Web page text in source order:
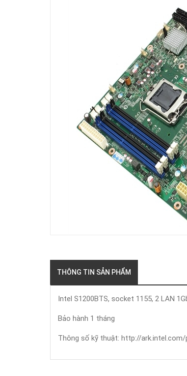
THÔNG TIN SẢN PHẨM
Intel S1200BTS, socket 1155, 2 LAN
Bảo hành 1 tháng
Thông số kỹ thuật: http://